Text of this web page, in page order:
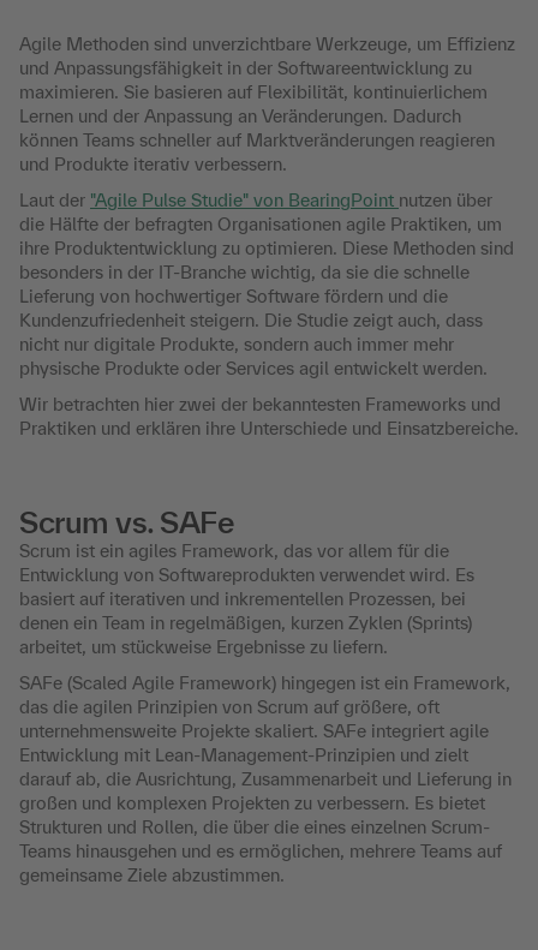
Agile Methoden sind unverzichtbare Werkzeuge, um Effizienz
und Anpassungsfähigkeit in der Softwareentwicklung zu
maximieren. Sie basieren auf Flexibilität, kontinuierlichem
Lernen und der Anpassung an Veränderungen. Dadurch
können Teams schneller auf Marktveränderungen reagieren
und Produkte iterativ verbessern.
Laut der "Agile Pulse Studie" von BearingPoint nutzen über
die Hälfte der befragten Organisationen agile Praktiken, um
ihre Produktentwicklung zu optimieren. Diese Methoden sind
besonders in der IT-Branche wichtig, da sie die schnelle
Lieferung von hochwertiger Software fördern und die
Kundenzufriedenheit steigern. Die Studie zeigt auch, dass
nicht nur digitale Produkte, sondern auch immer mehr
physische Produkte oder Services agil entwickelt werden.
Wir betrachten hier zwei der bekanntesten Frameworks und
Praktiken und erklären ihre Unterschiede und Einsatzbereiche.
Scrum vs. SAFe
Scrum ist ein agiles Framework, das vor allem für die
Entwicklung von Softwareprodukten verwendet wird. Es
basiert auf iterativen und inkrementellen Prozessen, bei
denen ein Team in regelmäßigen, kurzen Zyklen (Sprints)
arbeitet, um stückweise Ergebnisse zu liefern.
SAFe (Scaled Agile Framework) hingegen ist ein Framework,
das die agilen Prinzipien von Scrum auf größere, oft
unternehmensweite Projekte skaliert. SAFe integriert agile
Entwicklung mit Lean-Management-Prinzipien und zielt
darauf ab, die Ausrichtung, Zusammenarbeit und Lieferung in
großen und komplexen Projekten zu verbessern. Es bietet
Strukturen und Rollen, die über die eines einzelnen Scrum-
Teams hinausgehen und es ermöglichen, mehrere Teams auf
gemeinsame Ziele abzustimmen.